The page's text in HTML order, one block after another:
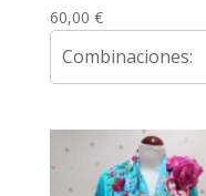
60,00 €
Combinaciones: